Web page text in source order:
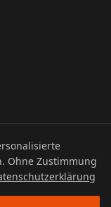
Policy
Ohne Zustimmung